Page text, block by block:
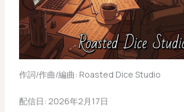
作詞/作曲/編曲: Roasted Dice Studio
配信日: 2026年2月17日